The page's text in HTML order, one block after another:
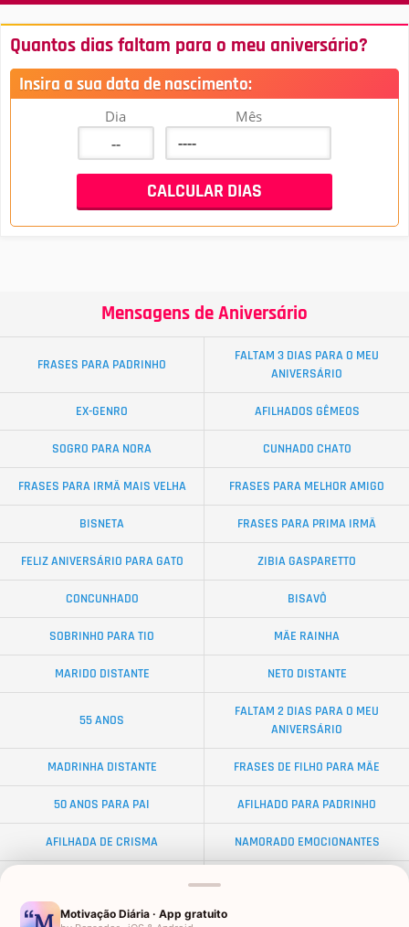
Quantos dias faltam para o meu aniversário?
Insira a sua data de nascimento:
Dia Mês
Mensagens de Aniversário
FRASES PARA PADRINHO
FALTAM 3 DIAS PARA O MEU
ANIVERSÁRIO
EX-GENRO AFILHADOS GÊMEOS
SOGRO PARA NORA CUNHADO CHATO
FRASES PARA IRMÃ MAIS VELHA FRASES PARA MELHOR AMIGO
BISNETA FRASES PARA PRIMA IRMÃ
FELIZ ANIVERSÁRIO PARA GATO ZIBIA GASPARETTO
CONCUNHADO BISAVÔ
SOBRINHO PARA TIO MÃE RAINHA
MARIDO DISTANTE NETO DISTANTE
55 ANOS
FALTAM 2 DIAS PARA O MEU
ANIVERSÁRIO
MADRINHA DISTANTE FRASES DE FILHO PARA MÃE
50 ANOS PARA PAI AFILHADO PARA PADRINHO
AFILHADA DE CRISMA NAMORADO EMOCIONANTES
EX-SOGRO
Motivação Diária · App gratuito